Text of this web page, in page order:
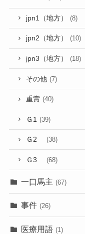
jpn1（地方） (8)
jpn2（地方） (10)
jpn3（地方） (18)
その他 (7)
重賞 (40)
Ｇ1 (39)
Ｇ2 (38)
Ｇ3 (68)
一口馬主 (67)
事件 (26)
医療用語 (1)